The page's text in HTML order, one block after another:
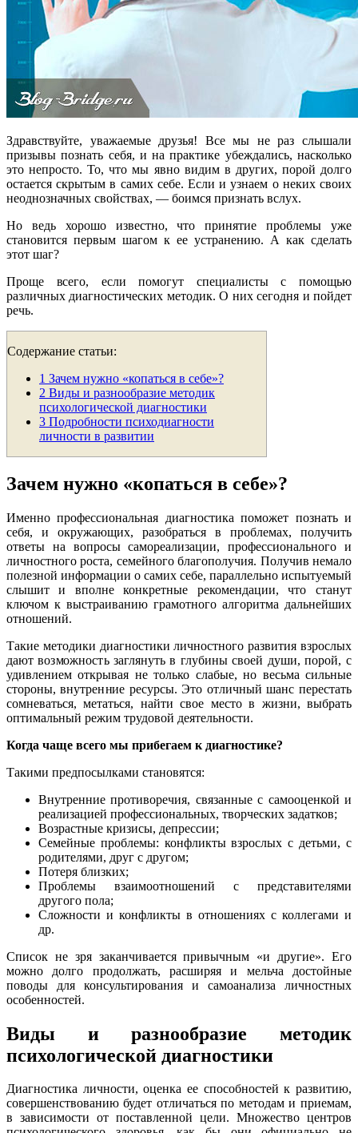
Здравствуйте, уважаемые друзья! Все мы не раз слышали
призывы познать себя, и на практике убеждались, насколько
это непросто. То, что мы явно видим в других, порой долго
остается скрытым в самих себе. Если и узнаем о неких своих
неоднозначных свойствах, — боимся признать вслух.
Но ведь хорошо известно, что принятие проблемы уже
становится первым шагом к ее устранению. А как сделать
этот шаг?
Проще всего, если помогут специалисты с помощью
различных диагностических методик. О них сегодня и пойдет
речь.
Содержание статьи:
1 Зачем нужно «копаться в себе»?
2 Виды и разнообразие методик
психологической диагностики
3 Подробности психодиагности
личности в развитии
Зачем нужно «копаться в себе»?
Именно профессиональная диагностика поможет познать и
себя, и окружающих, разобраться в проблемах, получить
ответы на вопросы самореализации, профессионального и
личностного роста, семейного благополучия. Получив немало
полезной информации о самих себе, параллельно испытуемый
слышит и вполне конкретные рекомендации, что станут
ключом к выстраиванию грамотного алгоритма дальнейших
отношений.
Такие методики диагностики личностного развития взрослых
дают возможность заглянуть в глубины своей души, порой, с
удивлением открывая не только слабые, но весьма сильные
стороны, внутренние ресурсы. Это отличный шанс перестать
сомневаться, метаться, найти свое место в жизни, выбрать
оптимальный режим трудовой деятельности.
Когда чаще всего мы прибегаем к диагностике?
Такими предпосылками становятся:
Внутренние противоречия, связанные с самооценкой и
реализацией профессиональных, творческих задатков;
Возрастные кризисы, депрессии;
Семейные проблемы: конфликты взрослых с детьми, с
родителями, друг с другом;
Потеря близких;
Проблемы взаимоотношений с представителями
другого пола;
Сложности и конфликты в отношениях с коллегами и
др.
Список не зря заканчивается привычным «и другие». Его
можно долго продолжать, расширяя и мельча достойные
поводы для консультирования и самоанализа личностных
особенностей.
Виды и разнообразие методик
психологической диагностики
Диагностика личности, оценка ее способностей к развитию,
совершенствованию будет отличаться по методам и приемам,
в зависимости от поставленной цели. Множество центров